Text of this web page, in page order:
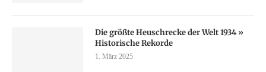
Die größte Heuschrecke der Welt 1934 »
Historische Rekorde
1. März 2025